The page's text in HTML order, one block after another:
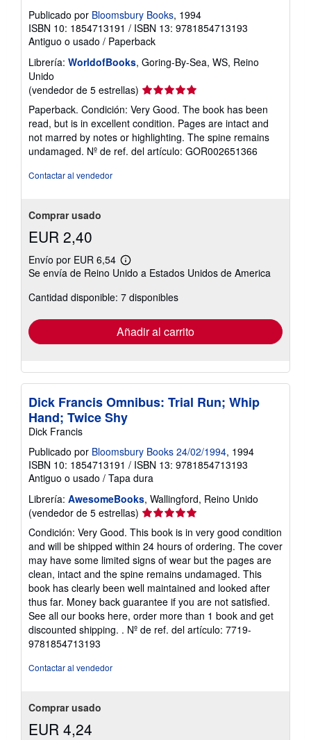
Publicado por Bloomsbury Books, 1994
ISBN 10: 1854713191 / ISBN 13: 9781854713193
Antiguo o usado / Paperback
Librería: WorldofBooks, Goring-By-Sea, WS, Reino
Unido
(vendedor de 5 estrellas) Calificación
del
vendedor:
5
de
5
Paperback. Condición: Very Good. The book has been
read, but is in excellent condition. Pages are intact and
not marred by notes or highlighting. The spine remains
undamaged. Nº de ref. del artículo: GOR002651366
Contactar al vendedor
Comprar usado
EUR 2,40
Envío por EUR 6,54
Más
información
las
tarifas
envío
Se envía de Reino Unido a Estados Unidos de America
Cantidad disponible: 7 disponibles
Añadir al carrito
Dick Francis Omnibus: Trial Run; Whip
Hand; Twice Shy
Dick Francis
Publicado por Bloomsbury Books 24/02/1994, 1994
ISBN 10: 1854713191 / ISBN 13: 9781854713193
Antiguo o usado / Tapa dura
Librería: AwesomeBooks, Wallingford, Reino Unido
(vendedor de 5 estrellas) Calificación
del
vendedor:
5
de
5
estrellas
Condición: Very Good. This book is in very good condition
and will be shipped within 24 hours of ordering. The cover
may have some limited signs of wear but the pages are
clean, intact and the spine remains undamaged. This
book has clearly been well maintained and looked after
thus far. Money back guarantee if you are not satisfied.
See all our books here, order more than 1 book and get
discounted shipping. . Nº de ref. del artículo: 7719-
9781854713193
Contactar al vendedor
Comprar usado
EUR 4,24